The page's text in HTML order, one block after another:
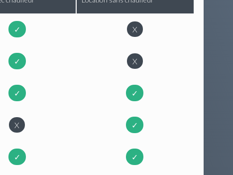
✓ X
✓ X
✓ ✓
X ✓
✓ ✓